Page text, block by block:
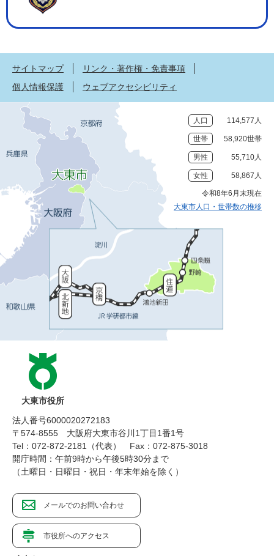
サイトマップ
リンク・著作権・免責事項
個人情報保護
ウェブアクセシビリティ
人口 114,577人
世帯 58,920世帯
男性 55,710人
女性 58,867人
令和8年6月末現在
大東市人口・世帯数の推移
大東市役所
法人番号6000020272183
〒574-8555 大阪府大東市谷川1丁目1番1号
Tel：072-872-2181（代表）
Fax：072-875-3018
開庁時間：午前9時から午後5時30分まで
（土曜日・日曜日・祝日・年末年始を除く）
メールでのお問い合わせ
市役所へのアクセス